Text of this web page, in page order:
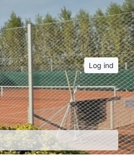
Log ind